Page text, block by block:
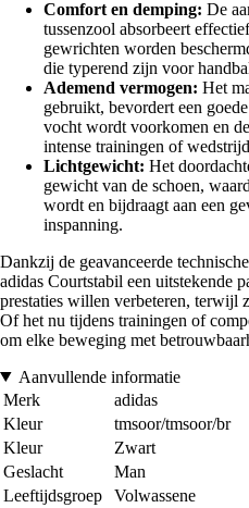
Comfort en demping: De
tussenzool absorbeert
gewrichten worden
die typerend zijn voor
Ademend vermogen: Het
gebruikt, bevordert een
vocht wordt voorkomen en
intense trainingen of
Lichtgewicht: Het
gewicht van de schoen,
wordt en bijdraagt aan een
inspanning.
Dankzij de geavanceerde
adidas Courtstabil een uitstekende
prestaties willen verbeteren, terwijl
Of het nu tijdens trainingen of
om elke beweging met
Aanvullende informatie
Merk
adidas
Kleur
tmsoor/tmsoor/br
Kleur
Zwart
Geslacht
Man
Leeftijdsgroep
Volwassene